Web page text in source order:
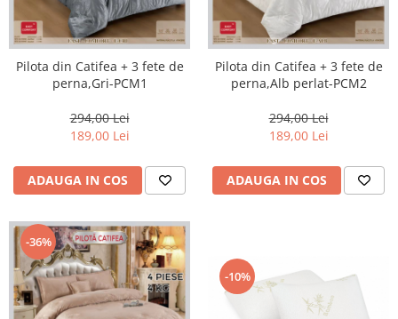
Pilota din Catifea + 3 fete de
perna,Gri-PCM1
294,00 Lei
189,00 Lei
ADAUGA IN COS
Pilota din Catifea + 3 fete de
perna,Alb perlat-PCM2
294,00 Lei
189,00 Lei
ADAUGA IN COS
-36%
-10%